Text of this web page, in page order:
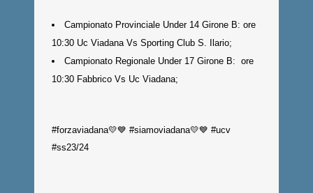
Campionato Provinciale Under 14 Girone B: ore
10:30 Uc Viadana Vs Sporting Club S. Ilario;
Campionato Regionale Under 17 Girone B: ore
10:30 Fabbrico Vs Uc Viadana;
#forzaviadana💛💙 #siamoviadana💛💙 #ucv
#ss23/24